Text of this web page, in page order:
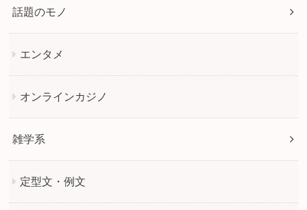
話題のモノ
エンタメ
オンラインカジノ
雑学系
定型文・例文